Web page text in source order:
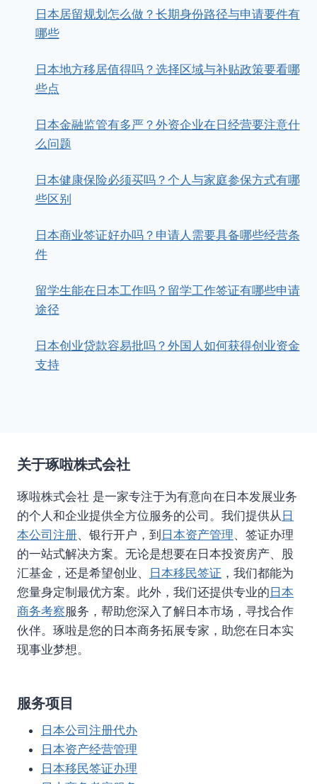
日本居留规划怎么做？长期身份路径与申请要件有
哪些
日本地方移居值得吗？选择区域与补贴政策要看哪
些点
日本金融监管有多严？外资企业在日经营要注意什
么问题
日本健康保险必须买吗？个人与家庭参保方式有哪
些区别
日本商业签证好办吗？申请人需要具备哪些经营条
件
留学生能在日本工作吗？留学工作签证有哪些申请
途径
日本创业贷款容易批吗？外国人如何获得创业资金
支持
关于琢啦株式会社
琢啦株式会社 是一家专注于为有意向在日本发展业务
的个人和企业提供全方位服务的公司。我们提供从 日
本公司注册、银行开户，到日本资产管理、签证办理
的一站式解决方案。无论是想要在日本投资房产、股
汇基金，还是希望创业、 日本移民签证 ，我们都能为
您量身定制最优方案。此外，我们还提供专业的日本
商务考察服务，帮助您深入了解日本市场，寻找合作
伙伴。琢啦是您的日本商务拓展专家，助您在日本实
现事业梦想。
服务项目
日本公司注册代办
日本资产经营管理
日本移民签证办理